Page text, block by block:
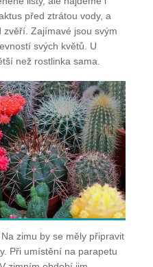
před ztrátou vody, a
Zajímavé jsou svým
svých květů. U
než rostlinka sama.
zimu by se měly připravit
Při umístění na parapetu